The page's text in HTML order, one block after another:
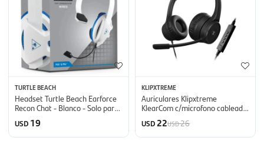
TURTLE BEACH
Headset Turtle Beach Earforce
Recon Chat - Blanco - Solo para
chatear
USD 19
KLIPXTREME
Auriculares Klipxtreme
KlearCom c/microfono cableado
- Black
USD22USD26